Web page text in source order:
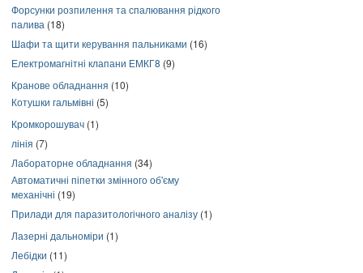
Форсунки розпилення та спалювання рідкого
палива (18)
Шафи та щити керування пальниками (16)
Електромагнітні клапани ЕМКГ8 (9)
Кранове обладнання (10)
Котушки гальмівні (5)
Кромкорошувач (1)
лінія (7)
Лабораторне обладнання (34)
Автоматичні піпетки змінного об'єму
механічні (19)
Прилади для паразитологічного аналізу (1)
Лазерні дальноміри (1)
Лебідки (11)